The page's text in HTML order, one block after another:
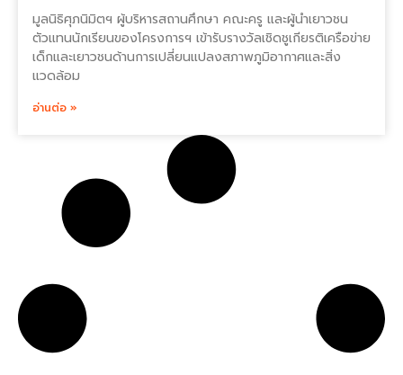
มูลนิธิศุภนิมิตฯ ผู้บริหารสถานศึกษา คณะครู และผู้นำเยาวชน
ตัวแทนนักเรียนของโครงการฯ เข้ารับรางวัลเชิดชูเกียรติเครือข่าย
เด็กและเยาวชนด้านการเปลี่ยนแปลงสภาพภูมิอากาศและสิ่ง
แวดล้อม
อ่านต่อ »